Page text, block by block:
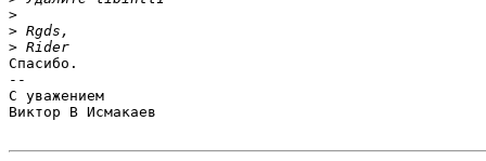
>
>
>
Спасибо.
--
С уважением
Виктор В Исмакаев